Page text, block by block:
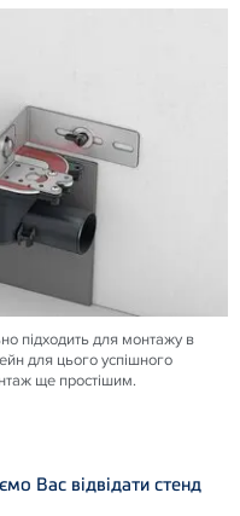
підходить для монтажу в
для цього успішного
ще простішим.
Вас відвідати стенд